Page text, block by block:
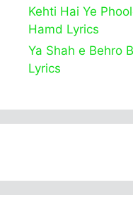
Kehti Hai Ye
Hamd Lyrics
Ya Shah e Behro
Lyrics